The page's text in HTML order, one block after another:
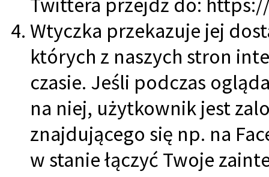
Wtyczka przekazuje jej
których z naszych stron
czasie. Jeśli podczas
na niej, użytkownik jest
znajdującego się np. na
w stanie łączyć Twoje